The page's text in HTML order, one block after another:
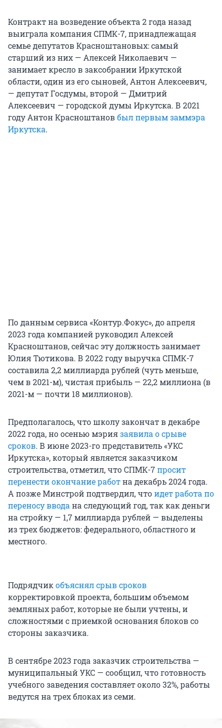
Контракт на возведение объекта 2 года назад
выиграла компания СПМК-7, принадлежащая
семье депутатов Красноштановых: самый
старший из них — Алексей Николаевич —
занимает кресло в заксобрании Иркутской
области, один из его сыновей, Антон Алексеевич,
— депутат Госдумы, второй — Дмитрий
Алексеевич — городской думы Иркутска. В 2021
году Антон Красноштановбыл первым заммэра
Иркутска.
По данным сервиса «Контур.Фокус», до апреля
2023 года компанией руководил Алексей
Красноштанов, сейчас эту должность занимает
Юлия Тютикова. В 2022 году выручка СПМК-7
составила 2,2 миллиарда рублей (чуть меньше,
чем в 2021-м), чистая прибыль — 22,2 миллиона (в
2021-м — почти 18 миллионов).
Предполагалось, что школу закончат в декабре
2022 года, но осенью мэриязаявила о срыве
сроков. В июне 2023-го представитель «УКС
Иркутска», который является заказчиком
строительства, отметил, что СПМК-7просит
перенести окончание работна декабрь 2024 года.
А позже Минстрой подтвердил, чтоидет работа по
переносу вводана следующий год, так как деньги
на стройку — 1,7 миллиарда рублей — выделены
из трех бюджетов: федерального, областного и
местного.
Подрядчикобъяснял срыв сроков
корректировкой проекта, большим объемом
земляных работ, которые не были учтены, и
сложностями с приемкой основания блоков со
стороны заказчика.
В сентябре 2023 года заказчик строительства —
муниципальный УКС — сообщил, что готовность
учебного заведения составляет около 32%, работы
ведутся на трех блоках из семи.